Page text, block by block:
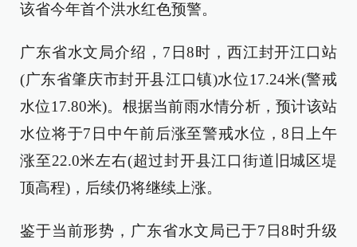
该省今年首个洪水红色预警。
广东省水文局介绍，7日8时，西江封开江口站
(广东省肇庆市封开县江口镇)水位17.24米(警戒
水位17.80米)。根据当前雨水情分析，预计该站
水位将于7日中午前后涨至警戒水位，8日上午
涨至22.0米左右(超过封开县江口街道旧城区堤
顶高程)，后续仍将继续上涨。
鉴于当前形势，广东省水文局已于7日8时升级